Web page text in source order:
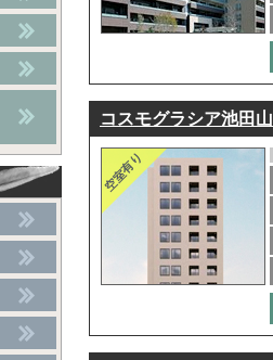
コスモグラシア池田山